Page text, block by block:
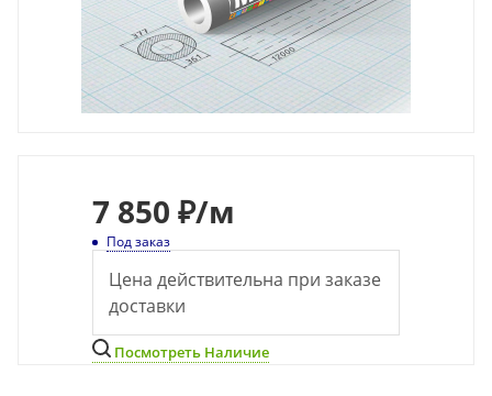
7 850 ₽/м
Под заказ
Цена действительна при заказе
доставки
Посмотреть Наличие